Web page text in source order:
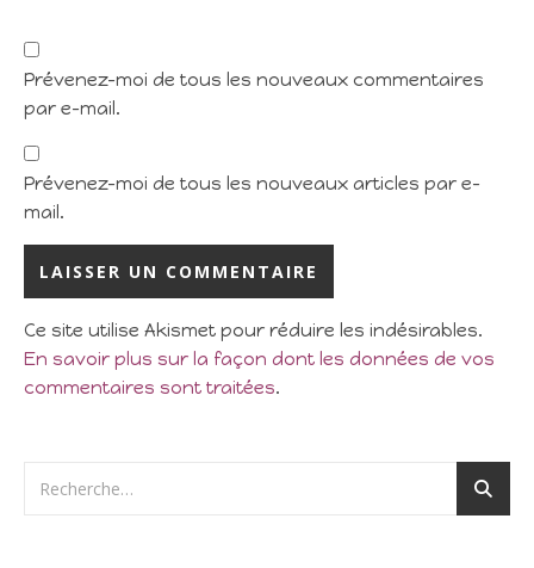
Prévenez-moi de tous les nouveaux commentaires
par e-mail.
Prévenez-moi de tous les nouveaux articles par e-
mail.
Ce site utilise Akismet pour réduire les indésirables.
En savoir plus sur la façon dont les données de vos
commentaires sont traitées.